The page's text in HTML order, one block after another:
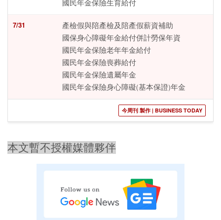
國民年金保險生育給付
7/31
產檢假與陪產檢及陪產假薪資補助
國保身心障礙年金給付併計勞保年資
國民年金保險老年年金給付
國民年金保險喪葬給付
國民年金保險遺屬年金
國民年金保險身心障礙(基本保證)年金
今周刊 製作 | BUSINESS TODAY
本文暫不授權媒體夥伴